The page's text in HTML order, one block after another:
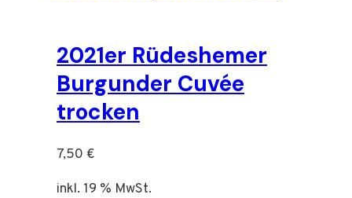
2021er Rüdeshemer
Burgunder Cuvée
trocken
7,50 €
inkl. 19 % MwSt.